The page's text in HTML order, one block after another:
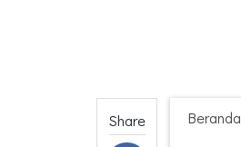
Share Beranda